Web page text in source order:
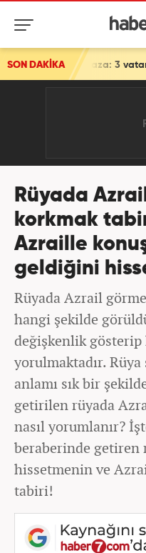
SON DAKİKA
3 vatandaş öldü, 1 yaralı
Rüyada
korkmak
Azraille
geldiğini
Rüyada Azrail
hangi şekilde
değişkenlik gösterip
yorulmaktadır.
anlamı sık bir
getirilen rüyada
nasıl yorumlanır?
beraberinde
hissetmenin ve
tabiri!